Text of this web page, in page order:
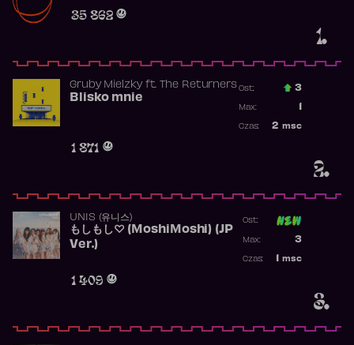
1.
35 862
2.
Gruby Mielzkyft. The Returners
Blisko mnie
1 871
Ost.: 3
Max:
2 msc
Czas:
3.
UNIS (유니스)
もしもし♡ (MoshiMoshi) (JP
Ver.)
1 409
Ost:
3
Max:
msc
Czas: